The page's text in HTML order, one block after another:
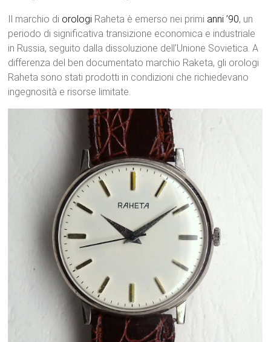
Il marchio di orologi Raheta è emerso nei primi anni ’90, un
periodo di significativa transizione economica e industriale
in Russia, seguito dalla dissoluzione dell’Unione Sovietica. A
differenza del ben documentato marchio Raketa, gli orologi
Raheta sono stati prodotti in condizioni che richiedevano
ingegnosità e risorse limitate.